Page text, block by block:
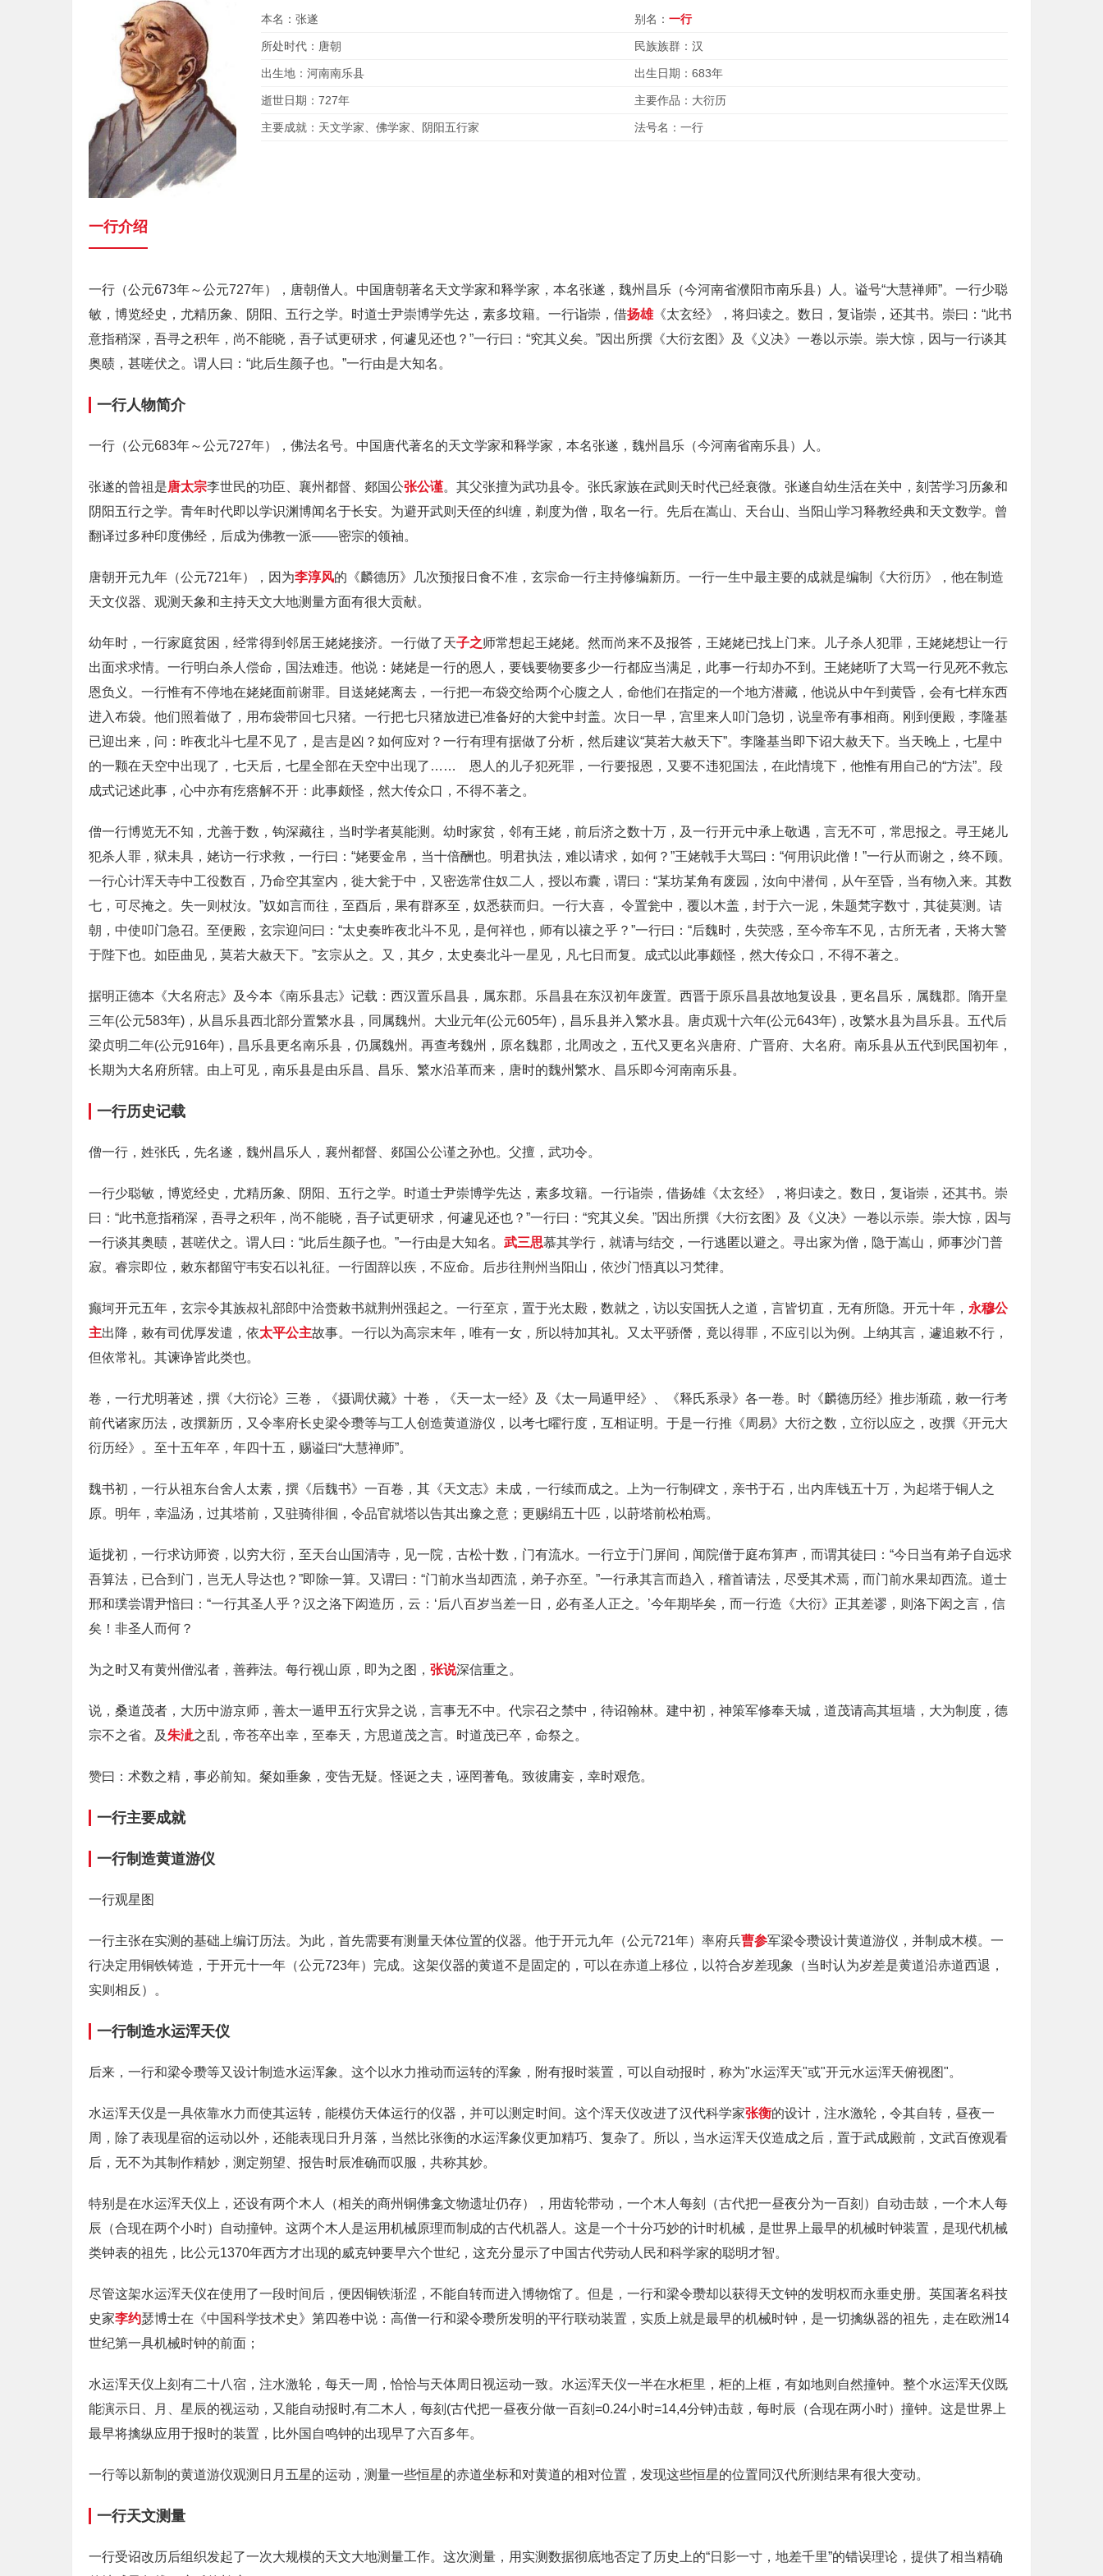
本名：张遂 别名： 一行
所处时代：唐朝 民族族群：汉
出生地：河南南乐县 出生日期：683年
逝世日期：727年 主要作品：大衍历
主要成就：天文学家、佛学家、阴阳五行家 法号名：一行
一行介绍
一行（公元673年～公元727年），唐朝僧人。中国唐朝著名天文学家和释学家，本名张遂，魏州昌乐（今河南省濮阳市南乐县）人。谥号“大慧禅师”。一行少聪
敏，博览经史，尤精历象、阴阳、五行之学。时道士尹崇博学先达，素多坟籍。一行诣崇，借扬雄《太玄经》，将归读之。数日，复诣崇，还其书。崇曰：“此书
意指稍深，吾寻之积年，尚不能晓，吾子试更研求，何遽见还也？”一行曰：“究其义矣。”因出所撰《大衍玄图》及《义决》一卷以示崇。崇大惊，因与一行谈其
奥赜，甚嗟伏之。谓人曰：“此后生颜子也。”一行由是大知名。
一行人物简介
一行（公元683年～公元727年），佛法名号。中国唐代著名的天文学家和释学家，本名张遂，魏州昌乐（今河南省南乐县）人。
张遂的曾祖是唐太宗李世民的功臣、襄州都督、郯国公张公谨。其父张擅为武功县令。张氏家族在武则天时代已经衰微。张遂自幼生活在关中，刻苦学习历象和
阴阳五行之学。青年时代即以学识渊博闻名于长安。为避开武则天侄的纠缠，剃度为僧，取名一行。先后在嵩山、天台山、当阳山学习释教经典和天文数学。曾
翻译过多种印度佛经，后成为佛教一派——密宗的领袖。
唐朝开元九年（公元721年），因为李淳风的《麟德历》几次预报日食不准，玄宗命一行主持修编新历。一行一生中最主要的成就是编制《大衍历》，他在制造
天文仪器、观测天象和主持天文大地测量方面有很大贡献。
幼年时，一行家庭贫困，经常得到邻居王姥姥接济。一行做了天子之师常想起王姥姥。然而尚来不及报答，王姥姥已找上门来。儿子杀人犯罪，王姥姥想让一行
出面求求情。一行明白杀人偿命，国法难违。他说：姥姥是一行的恩人，要钱要物要多少一行都应当满足，此事一行却办不到。王姥姥听了大骂一行见死不救忘
恩负义。一行惟有不停地在姥姥面前谢罪。目送姥姥离去，一行把一布袋交给两个心腹之人，命他们在指定的一个地方潜藏，他说从中午到黄昏，会有七样东西
进入布袋。他们照着做了，用布袋带回七只猪。一行把七只猪放进已准备好的大瓮中封盖。次日一早，宫里来人叩门急切，说皇帝有事相商。刚到便殿，李隆基
已迎出来，问：昨夜北斗七星不见了，是吉是凶？如何应对？一行有理有据做了分析，然后建议“莫若大赦天下”。李隆基当即下诏大赦天下。当天晚上，七星中
的一颗在天空中出现了，七天后，七星全部在天空中出现了…… 恩人的儿子犯死罪，一行要报恩，又要不违犯国法，在此情境下，他惟有用自己的“方法”。段
成式记述此事，心中亦有疙瘩解不开：此事颇怪，然大传众口，不得不著之。
僧一行博览无不知，尤善于数，钩深藏往，当时学者莫能测。幼时家贫，邻有王姥，前后济之数十万，及一行开元中承上敬遇，言无不可，常思报之。寻王姥儿
犯杀人罪，狱未具，姥访一行求救，一行曰：“姥要金帛，当十倍酬也。明君执法，难以请求，如何？”王姥戟手大骂曰：“何用识此僧！”一行从而谢之，终不顾。
一行心计浑天寺中工役数百，乃命空其室内，徙大瓮于中，又密选常住奴二人，授以布囊，谓曰：“某坊某角有废园，汝向中潜伺，从午至昏，当有物入来。其数
七，可尽掩之。失一则杖汝。”奴如言而往，至酉后，果有群豕至，奴悉获而归。一行大喜， 令置瓮中，覆以木盖，封于六一泥，朱题梵字数寸，其徒莫测。诘
朝，中使叩门急召。至便殿，玄宗迎问曰：“太史奏昨夜北斗不见，是何祥也，师有以禳之乎？”一行曰：“后魏时，失荧惑，至今帝车不见，古所无者，天将大警
于陛下也。如臣曲见，莫若大赦天下。”玄宗从之。又，其夕，太史奏北斗一星见，凡七日而复。成式以此事颇怪，然大传众口，不得不著之。
据明正德本《大名府志》及今本《南乐县志》记载：西汉置乐昌县，属东郡。乐昌县在东汉初年废置。西晋于原乐昌县故地复设县，更名昌乐，属魏郡。隋开皇
三年(公元583年)，从昌乐县西北部分置繁水县，同属魏州。大业元年(公元605年)，昌乐县并入繁水县。唐贞观十六年(公元643年)，改繁水县为昌乐县。五代后
梁贞明二年(公元916年)，昌乐县更名南乐县，仍属魏州。再查考魏州，原名魏郡，北周改之，五代又更名兴唐府、广晋府、大名府。南乐县从五代到民国初年，
长期为大名府所辖。由上可见，南乐县是由乐昌、昌乐、繁水沿革而来，唐时的魏州繁水、昌乐即今河南南乐县。
一行历史记载
僧一行，姓张氏，先名遂，魏州昌乐人，襄州都督、郯国公公谨之孙也。父擅，武功令。
一行少聪敏，博览经史，尤精历象、阴阳、五行之学。时道士尹崇博学先达，素多坟籍。一行诣崇，借扬雄《太玄经》，将归读之。数日，复诣崇，还其书。崇
曰：“此书意指稍深，吾寻之积年，尚不能晓，吾子试更研求，何遽见还也？”一行曰：“究其义矣。”因出所撰《大衍玄图》及《义决》一卷以示崇。崇大惊，因与
一行谈其奥赜，甚嗟伏之。谓人曰：“此后生颜子也。”一行由是大知名。 武三思慕其学行，就请与结交，一行逃匿以避之。寻出家为僧，隐于嵩山，师事沙门普
寂。睿宗即位，敕东都留守韦安石以礼征。一行固辞以疾，不应命。后步往荆州当阳山，依沙门悟真以习梵律。
癫坷开元五年，玄宗令其族叔礼部郎中洽赍敕书就荆州强起之。一行至京，置于光太殿，数就之，访以安国抚人之道，言皆切直，无有所隐。开元十年， 永穆公
主出降，敕有司优厚发遣，依太平公主故事。一行以为高宗末年，唯有一女，所以特加其礼。又太平骄僭，竟以得罪，不应引以为例。上纳其言，遽追敕不行，
但依常礼。其谏诤皆此类也。
卷，一行尤明著述，撰《大衍论》三卷，《摄调伏藏》十卷，《天一太一经》及《太一局遁甲经》、《释氏系录》各一卷。时《麟德历经》推步渐疏，敕一行考
前代诸家历法，改撰新历，又令率府长史梁令瓒等与工人创造黄道游仪，以考七曜行度，互相证明。于是一行推《周易》大衍之数，立衍以应之，改撰《开元大
衍历经》。至十五年卒，年四十五，赐谥曰“大慧禅师”。
魏书初，一行从祖东台舍人太素，撰《后魏书》一百卷，其《天文志》未成，一行续而成之。上为一行制碑文，亲书于石，出内库钱五十万，为起塔于铜人之
原。明年，幸温汤，过其塔前，又驻骑徘徊，令品官就塔以告其出豫之意；更赐绢五十匹，以莳塔前松柏焉。
逅拢初，一行求访师资，以穷大衍，至天台山国清寺，见一院，古松十数，门有流水。一行立于门屏间，闻院僧于庭布算声，而谓其徒曰：“今日当有弟子自远求
吾算法，已合到门，岂无人导达也？”即除一算。又谓曰：“门前水当却西流，弟子亦至。”一行承其言而趋入，稽首请法，尽受其术焉，而门前水果却西流。道士
邢和璞尝谓尹愔曰：“一行其圣人乎？汉之洛下闳造历，云：‘后八百岁当差一日，必有圣人正之。’今年期毕矣，而一行造《大衍》正其差谬，则洛下闳之言，信
矣！非圣人而何？
为之时又有黄州僧泓者，善葬法。每行视山原，即为之图， 张说深信重之。
说，桑道茂者，大历中游京师，善太一遁甲五行灾异之说，言事无不中。代宗召之禁中，待诏翰林。建中初，神策军修奉天城，道茂请高其垣墙，大为制度，德
宗不之省。及朱泚之乱，帝苍卒出幸，至奉天，方思道茂之言。时道茂已卒，命祭之。
赞曰：术数之精，事必前知。粲如垂象，变告无疑。怪诞之夫，诬罔蓍龟。致彼庸妄，幸时艰危。
一行主要成就
一行制造黄道游仪
一行观星图
一行主张在实测的基础上编订历法。为此，首先需要有测量天体位置的仪器。他于开元九年（公元721年）率府兵曹参军梁令瓒设计黄道游仪，并制成木模。一
行决定用铜铁铸造，于开元十一年（公元723年）完成。这架仪器的黄道不是固定的，可以在赤道上移位，以符合岁差现象（当时认为岁差是黄道沿赤道西退，
实则相反）。
一行制造水运浑天仪
后来，一行和梁令瓒等又设计制造水运浑象。这个以水力推动而运转的浑象，附有报时装置，可以自动报时，称为"水运浑天"或"开元水运浑天俯视图"。
水运浑天仪是一具依靠水力而使其运转，能模仿天体运行的仪器，并可以测定时间。这个浑天仪改进了汉代科学家张衡的设计，注水激轮，令其自转，昼夜一
周，除了表现星宿的运动以外，还能表现日升月落，当然比张衡的水运浑象仪更加精巧、复杂了。所以，当水运浑天仪造成之后，置于武成殿前，文武百僚观看
后，无不为其制作精妙，测定朔望、报告时辰准确而叹服，共称其妙。
特别是在水运浑天仪上，还设有两个木人（相关的商州铜佛龛文物遗址仍存），用齿轮带动，一个木人每刻（古代把一昼夜分为一百刻）自动击鼓，一个木人每
辰（合现在两个小时）自动撞钟。这两个木人是运用机械原理而制成的古代机器人。这是一个十分巧妙的计时机械，是世界上最早的机械时钟装置，是现代机械
类钟表的祖先，比公元1370年西方才出现的威克钟要早六个世纪，这充分显示了中国古代劳动人民和科学家的聪明才智。
尽管这架水运浑天仪在使用了一段时间后，便因铜铁渐涩，不能自转而进入博物馆了。但是，一行和梁令瓒却以获得天文钟的发明权而永垂史册。英国著名科技
史家李约瑟博士在《中国科学技术史》第四卷中说：高僧一行和梁令瓒所发明的平行联动装置，实质上就是最早的机械时钟，是一切擒纵器的祖先，走在欧洲14
世纪第一具机械时钟的前面；
水运浑天仪上刻有二十八宿，注水激轮，每天一周，恰恰与天体周日视运动一致。水运浑天仪一半在水柜里，柜的上框，有如地则自然撞钟。整个水运浑天仪既
能演示日、月、星辰的视运动，又能自动报时,有二木人，每刻(古代把一昼夜分做一百刻=0.24小时=14,4分钟)击鼓，每时辰（合现在两小时）撞钟。这是世界上
最早将擒纵应用于报时的装置，比外国自鸣钟的出现早了六百多年。
一行等以新制的黄道游仪观测日月五星的运动，测量一些恒星的赤道坐标和对黄道的相对位置，发现这些恒星的位置同汉代所测结果有很大变动。
一行天文测量
一行受诏改历后组织发起了一次大规模的天文大地测量工作。这次测量，用实测数据彻底地否定了历史上的“日影一寸，地差千里”的错误理论，提供了相当精确